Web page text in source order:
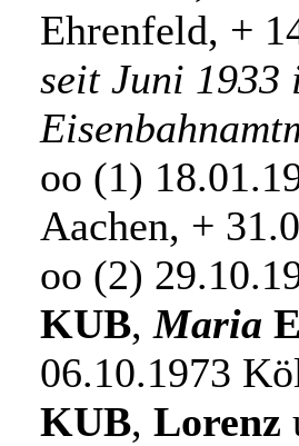
Ehrenfeld, +
seit Juni 1933
oo (1)
Aachen, +
oo (2)
KUB, Maria
06.10.1973
KUB, Lorenz